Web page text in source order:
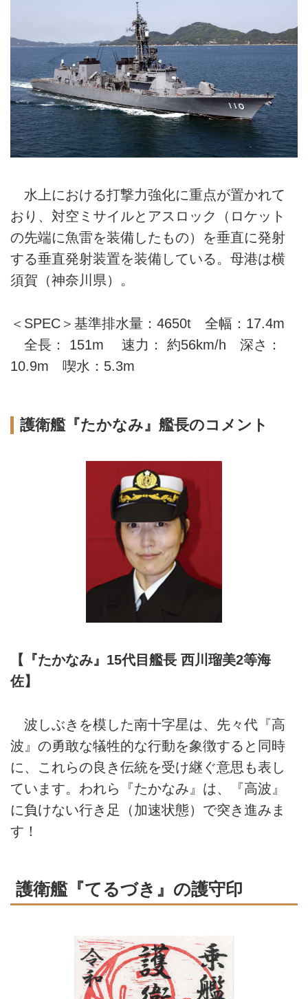
水上における打撃力強化に重点が置かれて
おり、対空ミサイルとアスロック（ロケット
の先端に魚雷を装備したもの）を垂直に発射
する垂直発射装置を装備している。母港は横
須賀（神奈川県）。
＜SPEC＞基準排水量：4650t 全幅：17.4m
全長： 151m 速力： 約56km/h 深さ：
10.9m 喫水：5.3m
護衛艦『たかなみ』艦長のコメント
【『たかなみ』15代目艦長 西川瑠美2等海
佐】
波しぶきを模した南十字星は、先々代『高
波』の勇敢な犠牲的な行動を象徴すると同時
に、これらの良き伝統を受け継ぐ意思も表し
ています。われら『たかなみ』は、『高波』
に負けない行き足（加速状態）で突き進みま
す！
護衛艦『てるづき』の護守印